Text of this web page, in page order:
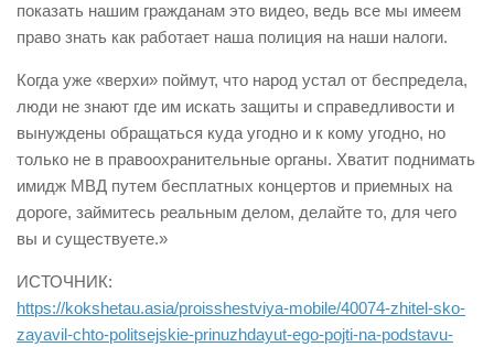
показать нашим гражданам это видео, ведь все мы имеем
право знать как работает наша полиция на наши налоги.
Когда уже «верхи» поймут, что народ устал от беспредела,
люди не знают где им искать защиты и справедливости и
вынуждены обращаться куда угодно и к кому угодно, но
только не в правоохранительные органы. Хватит поднимать
имидж МВД путем бесплатных концертов и приемных на
дороге, займитесь реальным делом, делайте то, для чего
вы и существуете.»
ИСТОЧНИК:
https://kokshetau.asia/proisshestviya-mobile/40074-zhitel-sko-
zayavil-chto-politsejskie-prinuzhdayut-ego-pojti-na-podstavu-